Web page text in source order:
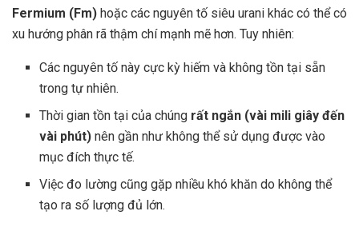
Fermium (Fm) hoặc các nguyên tố siêu urani khác có thể có
xu hướng phân rã thậm chí mạnh mẽ hơn. Tuy nhiên:
Các nguyên tố này cực kỳ hiếm và không tồn tại sẵn
trong tự nhiên.
Thời gian tồn tại của chúng rất ngắn (vài mili giây đến
vài phút) nên gần như không thể sử dụng được vào
mục đích thực tế.
Việc đo lường cũng gặp nhiều khó khăn do không thể
tạo ra số lượng đủ lớn.